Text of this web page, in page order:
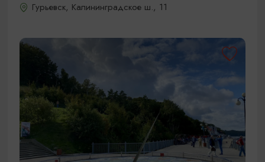
Гурьевск, Калининградское ш., 11